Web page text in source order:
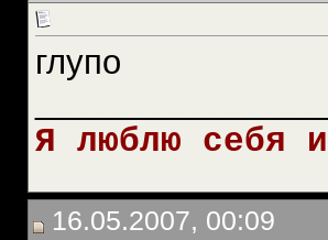
глупо
Я люблю себя
16.05.2007, 00:09